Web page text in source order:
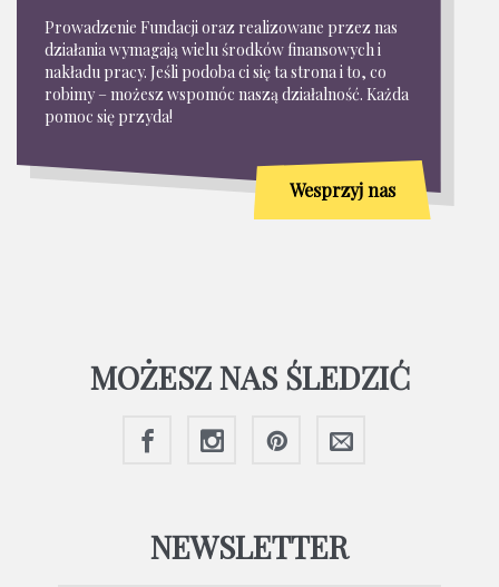
Prowadzenie Fundacji oraz realizowane przez nas
działania wymagają wielu środków finansowych i
nakładu pracy. Jeśli podoba ci się ta strona i to, co
robimy – możesz wspomóc naszą działalność. Każda
pomoc się przyda!
Wesprzyj nas
MOŻESZ NAS ŚLEDZIĆ
NEWSLETTER